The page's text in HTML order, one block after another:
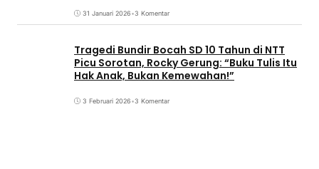
31 Januari 2026•3 Komentar
Tragedi Bundir Bocah SD 10 Tahun di NTT
Picu Sorotan, Rocky Gerung: “Buku Tulis Itu
Hak Anak, Bukan Kemewahan!”
3 Februari 2026•3 Komentar